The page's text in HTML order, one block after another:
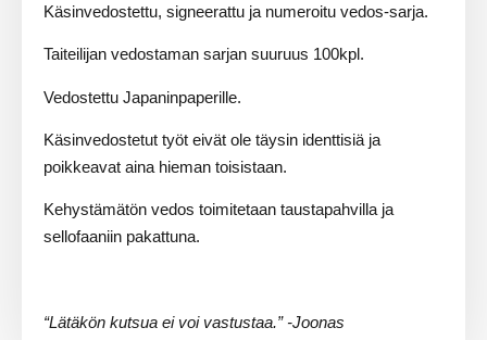
Käsinvedostettu, signeerattu ja numeroitu vedos-sarja.
Taiteilijan vedostaman sarjan suuruus 100kpl.
Vedostettu Japaninpaperille.
Käsinvedostetut työt eivät ole täysin identtisiä ja
poikkeavat aina hieman toisistaan.
Kehystämätön vedos toimitetaan taustapahvilla ja
sellofaaniin pakattuna.
“Lätäkön kutsua ei voi vastustaa.” -Joonas